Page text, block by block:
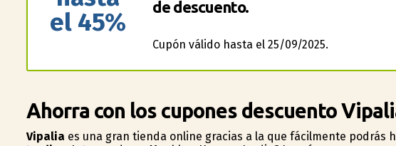
el 45%
de descuento.
Cupón válido hasta el 25/09/2025.
Ahorra con los cupones descuento
Vipalia es una gran tienda online gracias a la que fácilmente podrás